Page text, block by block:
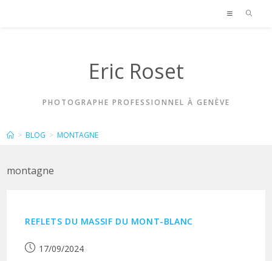
Eric Roset
PHOTOGRAPHE PROFESSIONNEL À GENÈVE
> BLOG > MONTAGNE
montagne
REFLETS DU MASSIF DU MONT-BLANC
Publication
17/09/2024